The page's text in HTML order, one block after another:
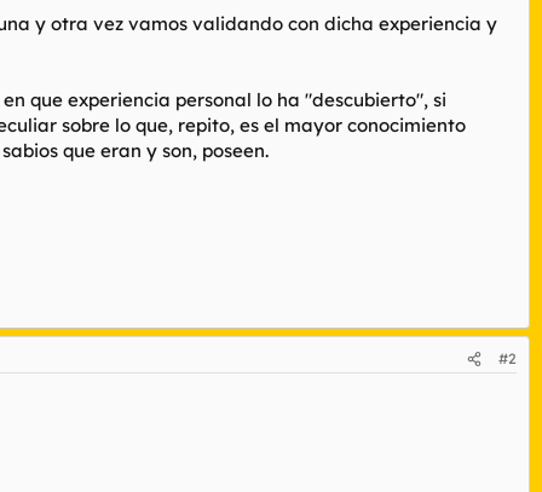
y otra vez vamos validando con dicha experiencia y
que experiencia personal lo ha "descubierto", si
sobre lo que, repito, es el mayor conocimiento
que eran y son, poseen.
#2